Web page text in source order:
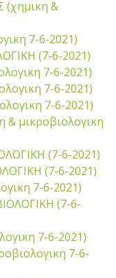
&
7-6-2021)
(7-6-2021)
7-6-2021)
7-6-2021)
7-6-2021)
μικροβιολογικη
(7-6-2021)
(7-6-2021)
7-6-2021)
(7-6-
7-6-2021)
7-6-